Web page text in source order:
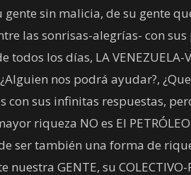
gente sin malicia, de su gente
las sonrisas-alegrías- con
todos los días, LA VENEZUELA-
nos podrá ayudar?,
con sus infinitas respuestas,
riqueza NO es El
ser también una forma de
nuestra GENTE, su